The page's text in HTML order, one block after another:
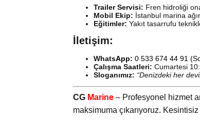
Trailer Servisi: Fren hidroliği
Mobil Ekip: İstanbul marina
Eğitimler: Yakıt tasarrufu
İletişim:
WhatsApp: 0 533 674 44 91
Çalışma Saatleri: Cumartesi
Sloganımız: “Denizdeki her
CG Marine – Profesyonel hizmet
maksimuma çıkarıyoruz.